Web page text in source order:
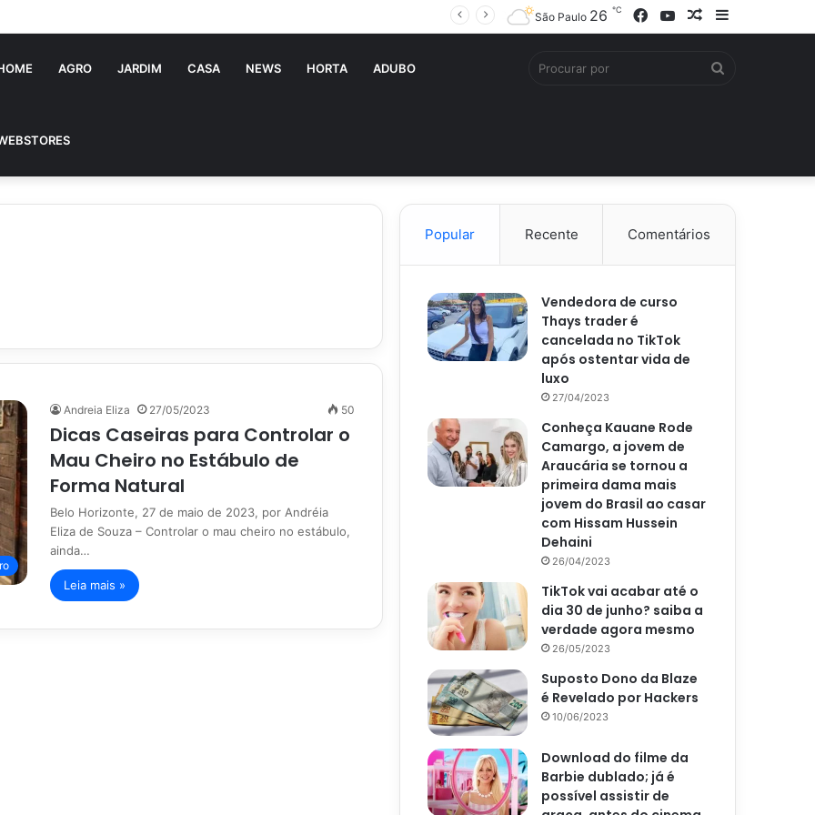
Barra
Artigo
YouTube
Facebook
São Paulo 26 ℃
AGRO JARDIM CASA NEWS HORTA ADUBO
Andreia Eliza 27/05/2023 50
Dicas Caseiras para Controlar o
Mau Cheiro no Estábulo de
Forma Natural
Belo Horizonte, 27 de maio de 2023, por Andréia
Eliza de Souza – Controlar o mau cheiro no estábulo,
ainda…
Leia mais »
Popular Recente Comentários
Vendedora de curso
Thays trader é
cancelada no TikTok
após ostentar vida de
luxo
27/04/2023
Conheça Kauane Rode
Camargo, a jovem de
Araucária se tornou a
primeira dama mais
jovem do Brasil ao casar
com Hissam Hussein
Dehaini
26/04/2023
TikTok vai acabar até o
dia 30 de junho? saiba a
verdade agora mesmo
26/05/2023
Suposto Dono da Blaze
é Revelado por Hackers
10/06/2023
Download do filme da
Barbie dublado; já é
possível assistir de